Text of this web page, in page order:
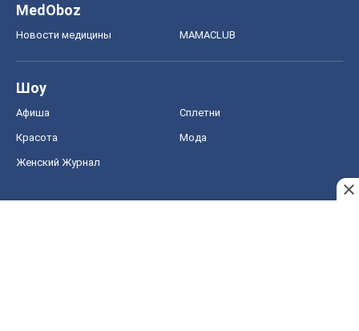
MedOboz
Новости медицины MAMACLUB
Шоу
Афиша Сплетни
Красота Мода
Женский Журнал